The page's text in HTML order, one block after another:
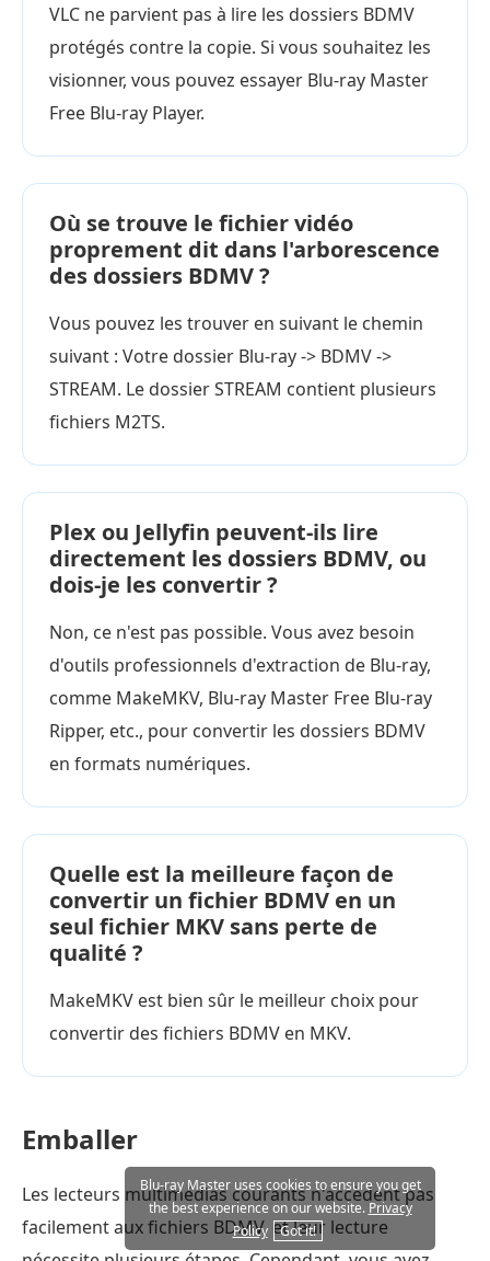
VLC ne parvient pas à lire les dossiers BDMV
protégés contre la copie. Si vous souhaitez les
visionner, vous pouvez essayer Blu-ray Master
Free Blu-ray Player.
Où se trouve le fichier vidéo
proprement dit dans l'arborescence
des dossiers BDMV ?
Vous pouvez les trouver en suivant le chemin
suivant : Votre dossier Blu-ray -> BDMV ->
STREAM. Le dossier STREAM contient plusieurs
fichiers M2TS.
Plex ou Jellyfin peuvent-ils lire
directement les dossiers BDMV, ou
dois-je les convertir ?
Non, ce n'est pas possible. Vous avez besoin
d'outils professionnels d'extraction de Blu-ray,
comme MakeMKV, Blu-ray Master Free Blu-ray
Ripper, etc., pour convertir les dossiers BDMV
en formats numériques.
Quelle est la meilleure façon de
convertir un fichier BDMV en un
seul fichier MKV sans perte de
qualité ?
MakeMKV est bien sûr le meilleur choix pour
convertir des fichiers BDMV en MKV.
Emballer
Les lecteurs multimédias courants n'accèdent pas
facilement aux fichiers BDMV, et leur lecture
Blu-ray Master uses cookies to ensure you get
the best experience on our website. Privacy
Policy
Got it!